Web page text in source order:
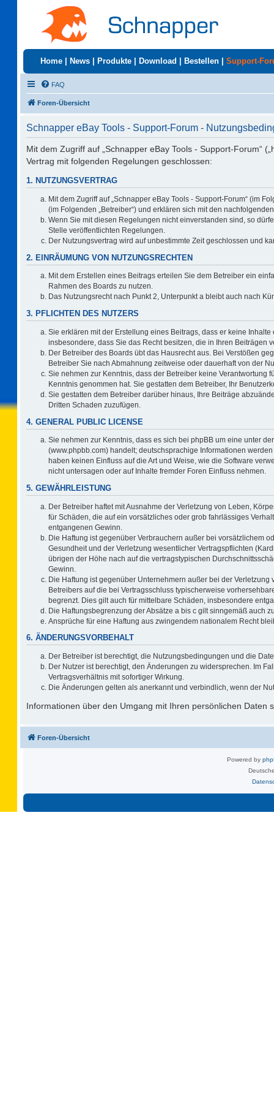
Home News Produkte Download Bestellen Support-
FAQ
Foren-Übersicht
Schnapper eBay Tools - Support-Forum -
Mit dem Zugriff auf „Schnapper eBay Tools - Support-Forum“
Vertrag mit folgenden Regelungen geschlossen:
1. NUTZUNGSVERTRAG
Mit dem Zugriff auf „Schnapper eBay Tools - Support-Forum“ (im
(im Folgenden „Betreiber“) und erklären sich mit den
Wenn Sie mit diesen Regelungen nicht einverstanden sind, so
Stelle veröffentlichten Regelungen.
Der Nutzungsvertrag wird auf unbestimmte Zeit geschlossen und
2. EINRÄUMUNG VON NUTZUNGSRECHTEN
Mit dem Erstellen eines Beitrags erteilen Sie dem Betreiber ein
Rahmen des Boards zu nutzen.
Das Nutzungsrecht nach Punkt 2, Unterpunkt a bleibt auch nach
3. PFLICHTEN DES NUTZERS
Sie erklären mit der Erstellung eines Beitrags, dass er keine
insbesondere, dass Sie das Recht besitzen, die in Ihren Beiträgen
Der Betreiber des Boards übt das Hausrecht aus. Bei Verstößen
Betreiber Sie nach Abmahnung zeitweise oder dauerhaft von der
Sie nehmen zur Kenntnis, dass der Betreiber keine Verantwortung
Kenntnis genommen hat. Sie gestatten dem Betreiber, Ihr
Sie gestatten dem Betreiber darüber hinaus, Ihre Beiträge
Dritten Schaden zuzufügen.
4. GENERAL PUBLIC LICENSE
Sie nehmen zur Kenntnis, dass es sich bei phpBB um eine unter der
(www.phpbb.com) handelt; deutschsprachige Informationen
haben keinen Einfluss auf die Art und Weise, wie die Software
nicht untersagen oder auf Inhalte fremder Foren Einfluss nehmen.
5. GEWÄHRLEISTUNG
Der Betreiber haftet mit Ausnahme der Verletzung von Leben,
für Schäden, die auf ein vorsätzliches oder grob fahrlässiges
entgangenen Gewinn.
Die Haftung ist gegenüber Verbrauchern außer bei vorsätzlichem
Gesundheit und der Verletzung wesentlicher Vertragspflichten
übrigen der Höhe nach auf die vertragstypischen
Gewinn.
Die Haftung ist gegenüber Unternehmern außer bei der
Betreibers auf die bei Vertragsschluss typischerweise
begrenzt. Dies gilt auch für mittelbare Schäden, insbesondere
Die Haftungsbegrenzung der Absätze a bis c gilt sinngemäß auch
Ansprüche für eine Haftung aus zwingendem nationalem Recht
6. ÄNDERUNGSVORBEHALT
Der Betreiber ist berechtigt, die Nutzungsbedingungen und die
Der Nutzer ist berechtigt, den Änderungen zu widersprechen. Im
Vertragsverhältnis mit sofortiger Wirkung.
Die Änderungen gelten als anerkannt und verbindlich, wenn der
Informationen über den Umgang mit Ihren persönlichen Daten
Foren-Übersicht
Powered by